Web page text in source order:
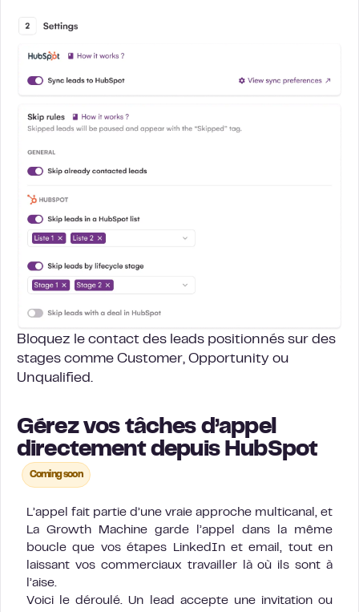
Bloquez le contact des leads positionnés sur des
stages comme Customer, Opportunity ou
Unqualified.
Gérez vos tâches d’appel
directement depuis HubSpot
Coming soon
L’appel fait partie d’une vraie approche multicanal, et
La Growth Machine garde l’appel dans la même
boucle que vos étapes LinkedIn et email, tout en
laissant vos commerciaux travailler là où ils sont à
l’aise.
Voici le déroulé. Un lead accepte une invitation ou